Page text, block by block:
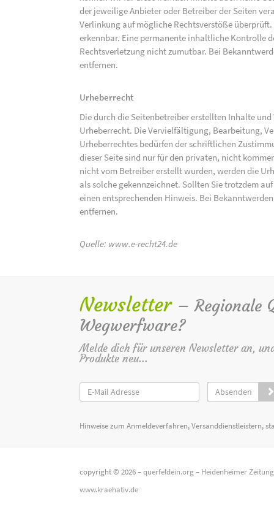
der jeweilige Anbieter oder Betreiber der Seiten
Verlinkung auf mögliche Rechtsverstöße
erkennbar. Eine permanente inhaltliche Kontrolle
Rechtsverletzung nicht zumutbar. Bei
entfernen.
Urheberrecht
Die durch die Seitenbetreiber erstellten Inhalte
Urheberrecht. Die Vervielfältigung, Bearbeitung,
Urheberrechtes bedürfen der schriftlichen
dieser Seite sind nur für den privaten, nicht
nicht vom Betreiber erstellt wurden, werden die
als solche gekennzeichnet. Sollten Sie trotzdem
einen entsprechenden Hinweis. Bei
entfernen.
Quelle: www.e-recht24.de
Newsletter – Regionale
Wegwerfware?
Melde dich für unseren Newsletter an,
Produkte neu...
Absenden
Hinweise zum Anmeldeverfahren, Versanddienstleistern,
copyright © 2026 –querfeldein.org– Heidenheimer
www.kraehativ.de